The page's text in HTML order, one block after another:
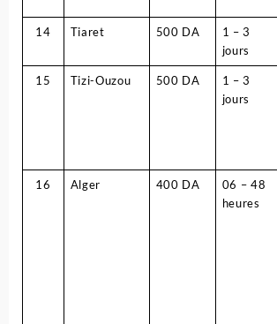
14 Tiaret 500 DA
1 – 3
jours
15 Tizi-Ouzou 500 DA
1 – 3
jours
16 Alger 400 DA
06 – 48
heures